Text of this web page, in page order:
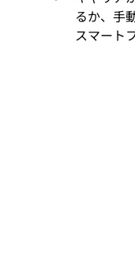
るか、手
スマート